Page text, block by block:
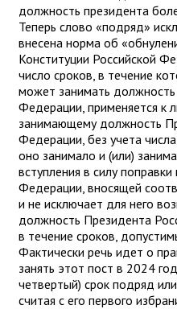
должность президента
Теперь слово «подряд»
внесена норма об
Конституции Российской
число сроков, в течение
может занимать
Федерации, применяется к
занимающему должность
Федерации, без учета
оно занимало и (или)
вступления в силу
Федерации, вносящей
и не исключает для него
должность Президента
в течение сроков,
Фактически речь идет о
занять этот пост в 2024
четвертый) срок подряд
считая с его первого